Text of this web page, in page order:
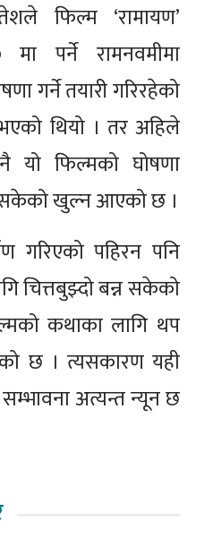
फिल्म ‘रामायण’
पर्ने रामनवमीमा
गर्ने तयारी गरिरहेको
थियो । तर अहिले
यो फिल्मको घोषणा
खुल्न आएको छ ।
गरिएको पहिरन पनि
चित्तबुझ्दो बन्न सकेको
कथाका लागि थप
छ । त्यसकारण यही
सम्भावना अत्यन्त न्यून छ